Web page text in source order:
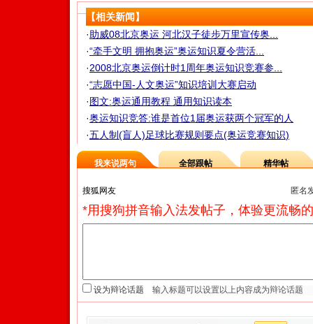
【相关新闻】
·助威08北京奥运 河北汉子徒步万里宣传奥...
·“牵手文明 拥抱奥运”奥运知识夏令营活...
·2008北京奥运倒计时1周年奥运知识竞赛参...
·“志愿中国-人文奥运”知识培训大赛启动
·图文:奥运通用教程 通用知识读本
·奥运知识竞答:谁是首位1届奥运获两个冠军的人
·五人制(盲人)足球比赛规则要点(奥运竞赛知识)
我来说两句 全部跟帖 精华帖
匿名
*用搜狗拼音输入法发帖子，体验更流畅
设为辩论话题